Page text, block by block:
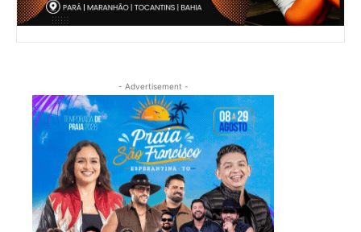
- Advertisement -